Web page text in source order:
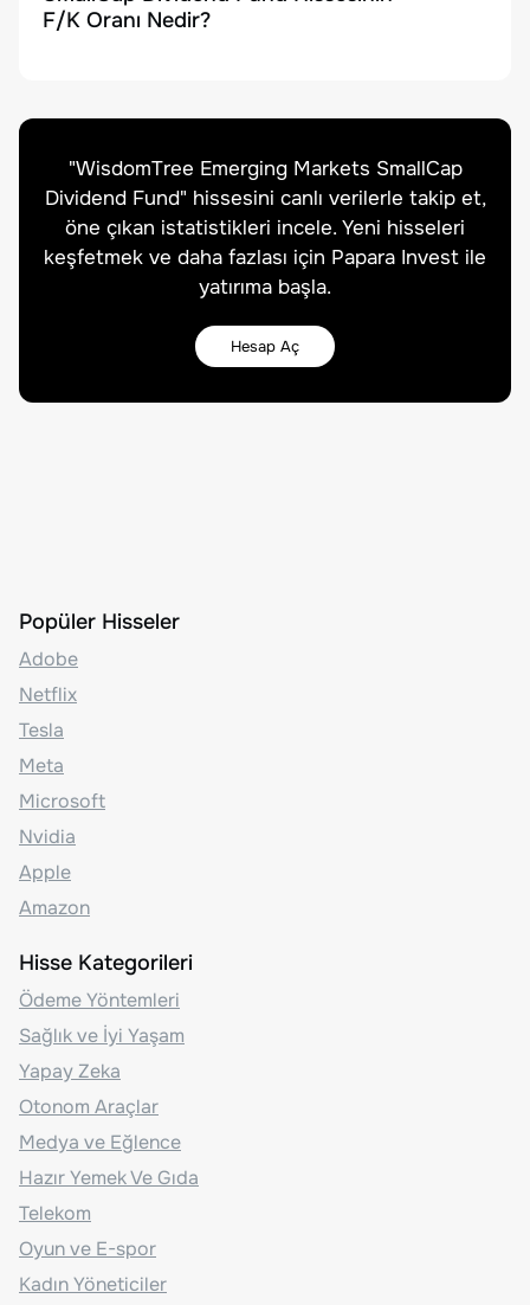
F/K Oranı Nedir?
"WisdomTree Emerging Markets SmallCap
Dividend Fund" hissesini canlı verilerle takip et,
öne çıkan istatistikleri incele. Yeni hisseleri
keşfetmek ve daha fazlası için Papara Invest ile
yatırıma başla.
Hesap Aç
Popüler Hisseler
Adobe
Netflix
Tesla
Meta
Microsoft
Nvidia
Apple
Amazon
Hisse Kategorileri
Ödeme Yöntemleri
Sağlık ve İyi Yaşam
Yapay Zeka
Otonom Araçlar
Medya ve Eğlence
Hazır Yemek Ve Gıda
Telekom
Oyun ve E-spor
Kadın Yöneticiler